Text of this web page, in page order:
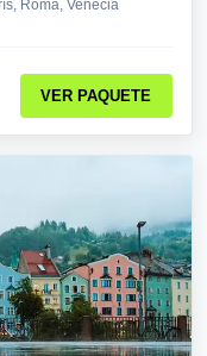
Roma, Venecia
VER PAQUETE